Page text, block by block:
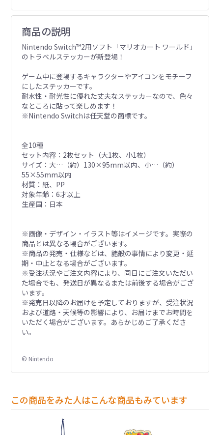
商品の説明
Nintendo Switch™2用ソフト「マリオカート ワールド」
のトラベルステッカーが新登場！
ゲーム中に登場するキャラクターやアイコンをモチーフ
にしたステッカーです。
耐水性・耐光性に優れた丈夫なステッカーなので、色々
なところに貼って楽しめます！
※Nintendo Switchは任天堂の商標です。
全10種
セット内容：2枚セット（大1枚、小1枚）
サイズ：大…（約）130×95mm以内、小…（約）
55×55mm以内
材質：紙、PP
対象年齢：6才以上
生産国：日本
※画像・デザイン・イラスト等はイメージです。実際の
商品とは異なる場合がございます。
※商品の発売・仕様などは、諸般の事情により変更・延
期・中止となる場合がございます。
※受注状況やご注文内容により、同日にご注文いただい
た場合でも、発送日が異なるまたは前後する場合がござ
います。
※発売日以降のお届けを予定しておりますが、受注状況
および道路・天候等の影響により、お届けまでお時間を
いただく場合がございます。あらかじめご了承くださ
い。
© Nintendo
この商品をみた人はこんな商品もみています